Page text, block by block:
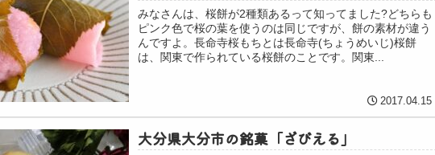
みなさんは、桜餅が2種類あるって知ってました?どちらも
ピンク色で桜の葉を使うのは同じですが、餅の素材が違う
んですよ。長命寺桜もちとは長命寺(ちょうめいじ)桜餅
は、関東で作られている桜餅のことです。関東...
2017.04.15
大分県大分市の銘菓「ざびえる」